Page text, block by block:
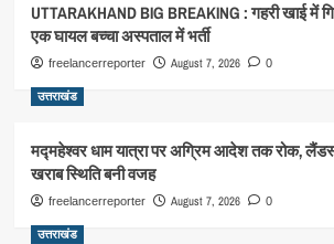
UTTARAKHAND BIG BREAKING : गहरी खाई में
एक घायल बच्चा अस्पताल में भर्ती
freelancerreporter August 7, 2026 0
उत्तराखंड
मद्महेश्वर धाम यात्रा पर अग्रिम आदेश तक रोक,
खराब स्थिति बनी वजह
freelancerreporter August 7, 2026 0
उत्तराखंड